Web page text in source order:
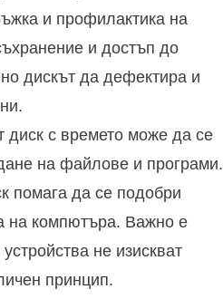
и профилактика на
и достъп до
дискът да дефектира и
диск с времето може да се
на файлове и програми.
помага да се подобри
на компютъра. Важно е
не изискват
принцип.